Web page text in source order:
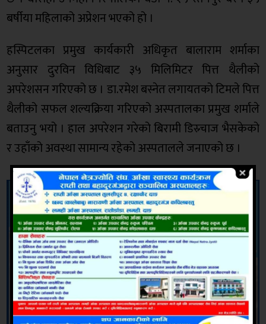
बर्षीया महिलाको अप्रेशन भएको हो ।
हस्पिटलका प्रमुख कार्यकारी अधिकृत बालाराम शर्माका
अनुसार दुरविन विधिबाट ३५ मिलिमिटर पित्त थैलीको
अपरेशसन गरिएको छ । डा.रमेश बस्नेत लगायतको टिमले पित्त
थैलीको सफल शल्यक्रिया गरिएको अस्पतालका प्रमुख शर्माले
बताउनु भयो । हाल अपरेशन गरेको बिरामी डिस्र्चाज भैसकेको
र उहाँको अवस्था सामान्य रहेको अस्पतालले जनाएको छ ।